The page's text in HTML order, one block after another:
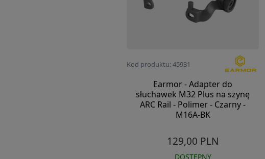
Kod produktu: 45931
Earmor - Adapter do
słuchawek M32 Plus na szynę
ARC Rail - Polimer - Czarny -
M16A-BK
129,00 PLN
DOSTĘPNY